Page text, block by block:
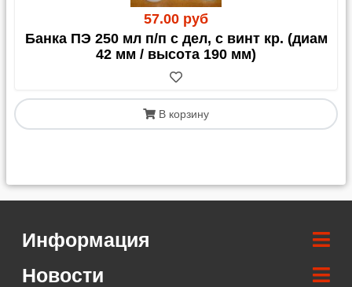
57.00 руб
Банка ПЭ 250 мл п/п с дел, с винт кр. (диам
42 мм / высота 190 мм)
В корзину
Информация
Новости